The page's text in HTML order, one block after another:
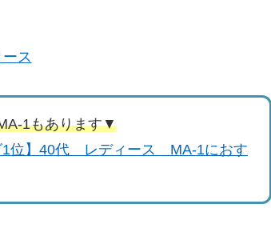
ス
1もあります▼
1位】40代 レディース MA-1におす